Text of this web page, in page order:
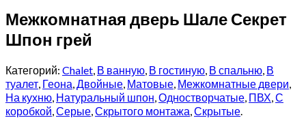
Межкомнатная дверь Шале Секрет
Шпон грей
Категорий: Chalet, В ванную, В гостиную, В спальню, В
туалет, Геона,Двойные, Матовые, Межкомнатные двери,
На кухню, Натуральный шпон,Одностворчатые, ПВХ,С
коробкой,Серые,Скрытого монтажа,Скрытые.